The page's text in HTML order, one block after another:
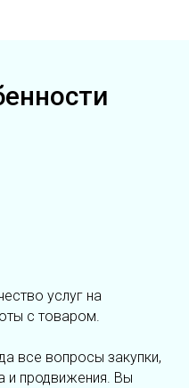
услуг на
с товаром.
все вопросы закупки,
и продвижения. Вы